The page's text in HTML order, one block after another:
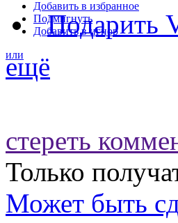
Добавить в избранное
Подмигнуть
Добавить в игнор
или
Подарить
ещё
стереть
Только
Может быть